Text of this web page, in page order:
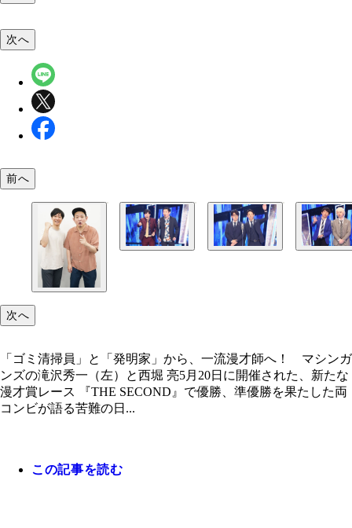
「ゴミ清掃員」と「発明家」から、一流漫才師へ
『THE SECOND』準優勝のマシンガンズ
西堀「翌日、土田さんのラジオのゲストでニッポ
に行ったら、近くの『よしもと有楽町』で囲碁将
滝沢「対戦前に小宮（左）が『僕らイジるんでそ
イジってください』って。準決勝はそういう漫才
次へ
前へ
次へ
「ゴミ清掃員」と「発明家」から、一流漫才師へ！ マシンガ
ンズの滝沢秀一（左）と西堀 亮5月20日に開催された、新たな
漫才賞レース 『THE SECOND』で優勝、準優勝を果たした両
コンビが語る苦難の日...
この記事を読む